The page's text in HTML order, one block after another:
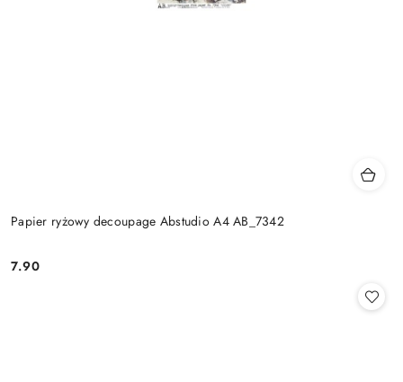
Papier ryżowy decoupage Abstudio A4 AB_7342
Cena:
7.90